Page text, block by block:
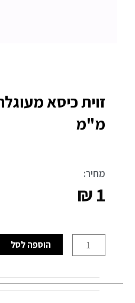
מ"מ
מחיר:
₪1
של
כיסא
הוספה לסל